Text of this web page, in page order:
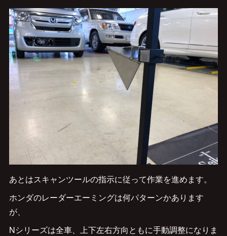
あとはスキャンツールの指示に従って作業を進めます。
ホンダのレーダーエーミングは何パターンかあります
が、
Nシリーズは全車、上下左右方向ともに手動調整になりま